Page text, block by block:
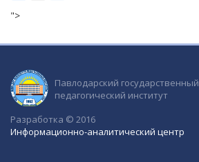
">
Павлодарский государственный
педагогический институт
Разработка © 2016
Информационно-аналитический центр